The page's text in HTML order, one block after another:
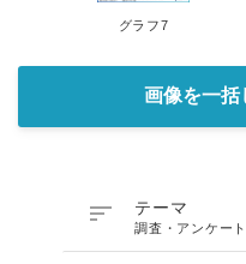
グラフ7
画像を一括
 テーマ
調査・アンケート